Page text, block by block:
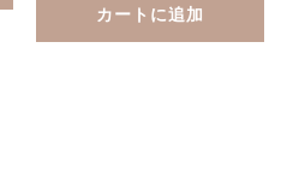
カートに追加